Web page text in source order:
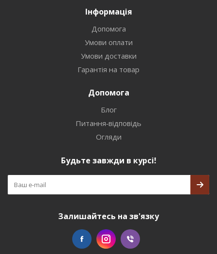
Інформація
Допомога
Умови оплати
Умови доставки
Гарантія на товар
Допомога
Блог
Питання-відповідь
Огляди
Будьте завжди в курсі!
Залишайтесь на зв'язку